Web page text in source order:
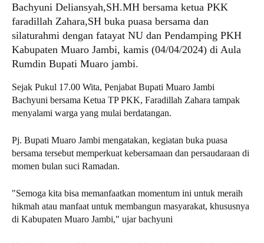
Bachyuni Deliansyah,SH.MH bersama ketua PKK
faradillah Zahara,SH buka puasa bersama dan
silaturahmi dengan fatayat NU dan Pendamping PKH
Kabupaten Muaro Jambi, kamis (04/04/2024) di Aula
Rumdin Bupati Muaro jambi.
Sejak Pukul 17.00 Wita, Penjabat Bupati Muaro Jambi
Bachyuni bersama Ketua TP PKK, Faradillah Zahara tampak
menyalami warga yang mulai berdatangan.
Pj. Bupati Muaro Jambi mengatakan, kegiatan buka puasa
bersama tersebut memperkuat kebersamaan dan persaudaraan di
momen bulan suci Ramadan.
"Semoga kita bisa memanfaatkan momentum ini untuk meraih
hikmah atau manfaat untuk membangun masyarakat, khususnya
di Kabupaten Muaro Jambi," ujar bachyuni